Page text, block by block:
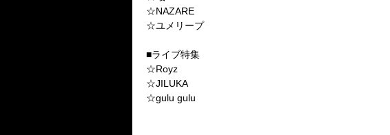
☆NAZARE
☆ユメリープ
■ライブ特集
☆Royz
☆JILUKA
☆gulu gulu